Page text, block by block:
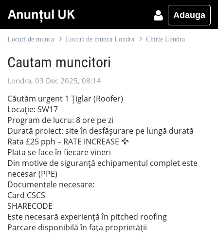
Adauga
Locuri de munca Locuri de munca Londra Chirie Londra
Cautam muncitori
Londra, 03 Dec 2025, 08:14
Căutăm urgent 1 Țiglar (Roofer)
Locație: SW17
Program de lucru: 8 ore pe zi
Durată proiect: site în desfășurare pe lungă durată
Rata £25 pph – RATE INCREASE 🦅
Plata se face în fiecare vineri
Din motive de siguranță echipamentul complet este
necesar (PPE)
Documentele necesare:
Card CSCS
SHARECODE
Este necesară experiență în pitched roofing
Parcare disponibilă în fața proprietății